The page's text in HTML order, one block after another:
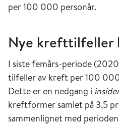
per 100 000 personår.
Nye krefttilfeller
I siste femårs-periode
tilfeller av kreft per 100
Dette er en nedgang i
kreftformer samlet på 3,5
sammenlignet med